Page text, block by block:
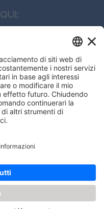
on our
srl
20134, Milano
– 14:00 - 17:30
– 14:00 - 16:00